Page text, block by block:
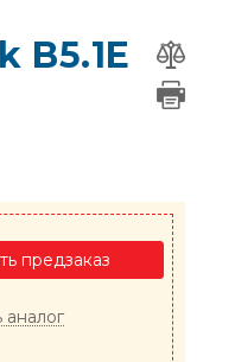
B5.1E
предзаказ